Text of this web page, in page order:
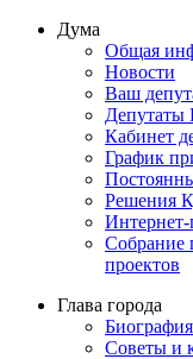
Дума
Общая
Новости
Ваш
Депутаты
Кабинет
График
Решения
Собрание
проектов
Глава города
Биография
Советы и